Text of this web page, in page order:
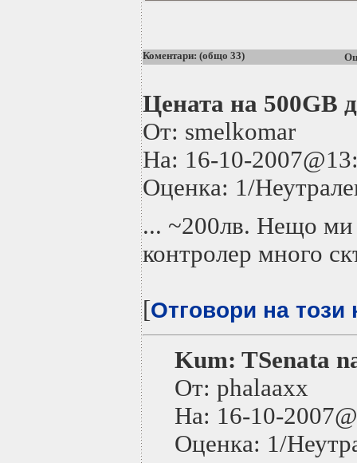
Коментари: (общо 33)
Цената на 500GB
От: smelkomar
На: 16-10-
Оценка: 1/
... ~200лв. Нещо ми
контролер много
[Отговори на този
Kum: TSenata
От: phalaaxx
На: 16-10-
Оценка: 1/